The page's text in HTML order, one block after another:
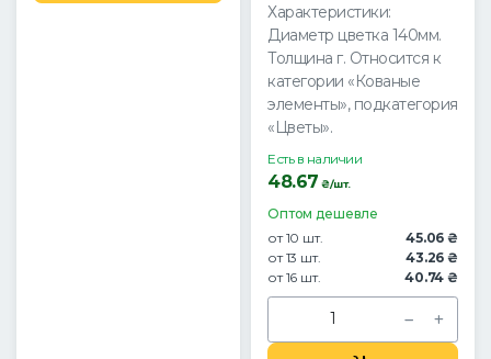
Характеристики:
Диаметр цветка 140мм.
Толщина г. Относится к
категории «Кованые
элементы», подкатегория
«Цветы».
Есть в наличии
48.67 ₴/шт.
Оптом дешевле
от 10 шт.
45.06 ₴
от 13 шт.
43.26 ₴
от 16 шт.
40.74 ₴